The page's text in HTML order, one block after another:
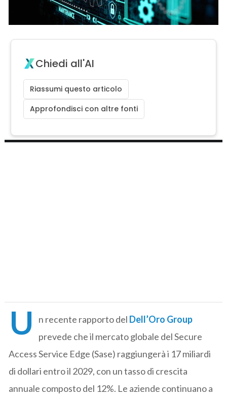
Chiedi all'AI
Riassumi questo articolo
Approfondisci con altre fonti
U n recente rapporto del Dell’Oro Group
prevede che il mercato globale del Secure
Access Service Edge (Sase) raggiungerà i 17 miliardi
di dollari entro il 2029, con un tasso di crescita
annuale composto del 12%. Le aziende continuano a